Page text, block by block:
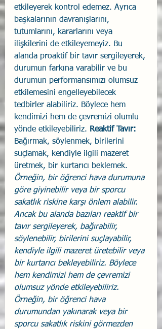
etkileyerek kontrol edemez. Ayrıca
başkalarının davranışlarını,
tutumlarını, kararlarını veya
ilişkilerini de etkileyemeyiz. Bu
alanda proaktif bir tavır sergileyerek,
durumun farkına varabilir ve bu
durumun performansımızı olumsuz
etkilemesini engelleyebilecek
tedbirler alabiliriz. Böylece hem
kendimizi hem de çevremizi olumlu
yönde etkileyebiliriz. Reaktif Tavır:
Bağırmak, söylenmek, birilerini
suçlamak, kendiyle ilgili mazeret
üretmek, bir kurtarıcı beklemek.
Örneğin, bir öğrenci hava durumuna
göre giyinebilir veya bir sporcu
sakatlık riskine karşı önlem alabilir.
Ancak bu alanda bazıları reaktif bir
tavır sergileyerek, bağırabilir,
söylenebilir, birilerini suçlayabilir,
kendiyle ilgili mazeret üretebilir veya
bir kurtarıcı bekleyebiliriz. Böylece
hem kendimizi hem de çevremizi
olumsuz yönde etkileyebiliriz.
Örneğin, bir öğrenci hava
durumundan yakınarak veya bir
sporcu sakatlık riskini görmezden